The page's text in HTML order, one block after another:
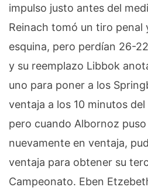
impulso justo antes del
Reinach tomó un tiro penal
esquina, pero perdían 26-
y su reemplazo Libbok
uno para poner a los
ventaja a los 10 minutos
pero cuando Albornoz
nuevamente en ventaja,
ventaja para obtener su
Campeonato. Eben